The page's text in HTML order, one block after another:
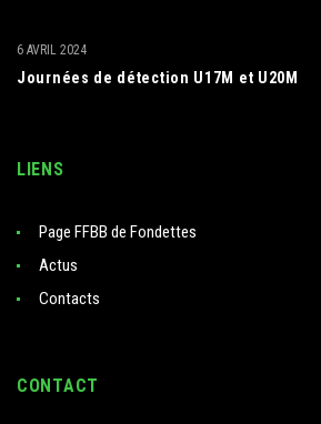
Journées de détection U17M et U20M
6 AVRIL 2024
LIENS
Page FFBB de Fondettes
Actus
Contacts
CONTACT